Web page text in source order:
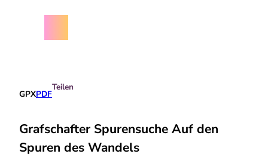
GPXPDF
Teilen
Grafschafter Spurensuche Auf den
Spuren des Wandels